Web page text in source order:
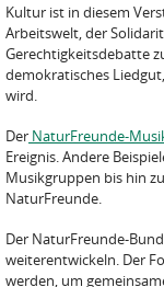
Kultur ist in diesem
Arbeitswelt, der
Gerechtigkeitsdebatte
demokratisches
wird.
Der NaturFreunde-
Ereignis. Andere
Musikgruppen bis hin
NaturFreunde.
Der NaturFreunde-
weiterentwickeln. Der
werden, um